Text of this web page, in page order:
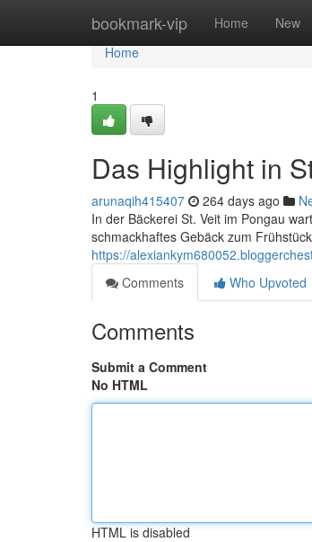
bookmark-vip Home New
Home
Home
1
Das Highlight in
arunaqih415407 264 days ago
In der Bäckerei St. Veit im Pongau
schmackhaftes Gebäck zum
https://
Comments
Who Upvoted
Comments
Submit a Comment
No HTML
HTML is disabled